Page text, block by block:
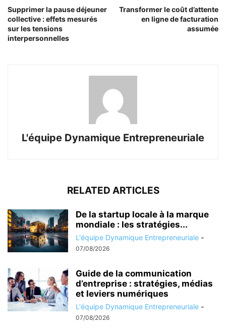
Supprimer la pause déjeuner
collective : effets mesurés
sur les tensions
interpersonnelles
Transformer le coût d’attente
en ligne de facturation
assumée
L'équipe Dynamique Entrepreneuriale
RELATED ARTICLES
De la startup locale à la marque
mondiale : les stratégies...
L'équipe Dynamique Entrepreneuriale -
07/08/2026
Guide de la communication
d’entreprise : stratégies, médias
et leviers numériques
L'équipe Dynamique Entrepreneuriale -
07/08/2026